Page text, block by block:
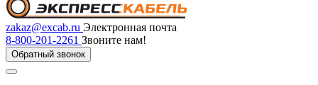
zakaz@excab.ru Электронная почта
8-800-201-2261 Звоните нам!
Обратный звонок